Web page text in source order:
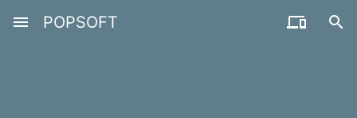
menu POPSOFT  